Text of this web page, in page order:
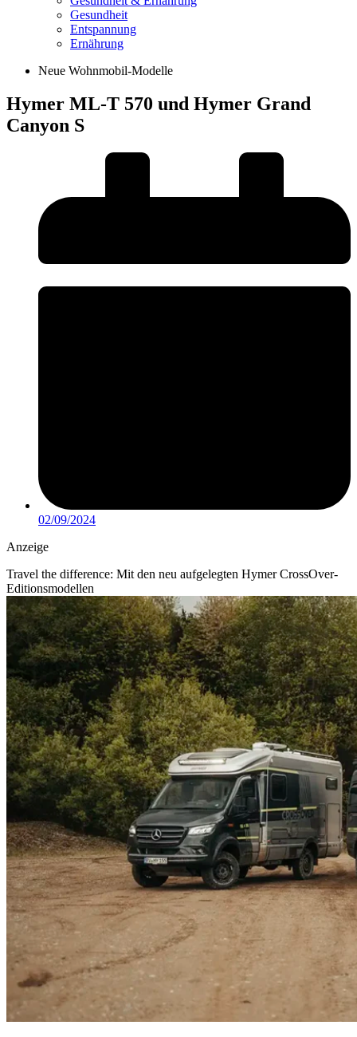
Gesundheit
Entspannung
Ernährung
Neue Wohnmobil-Modelle
Hymer ML-T 570 und Hymer Grand
Canyon S
02/09/2024
Anzeige
Travel the difference: Mit den neu aufgelegten Hymer CrossOver-
Editionsmodellen